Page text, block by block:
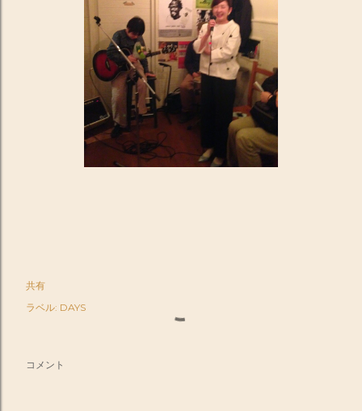
共有
ラベル: DAYS
コメント